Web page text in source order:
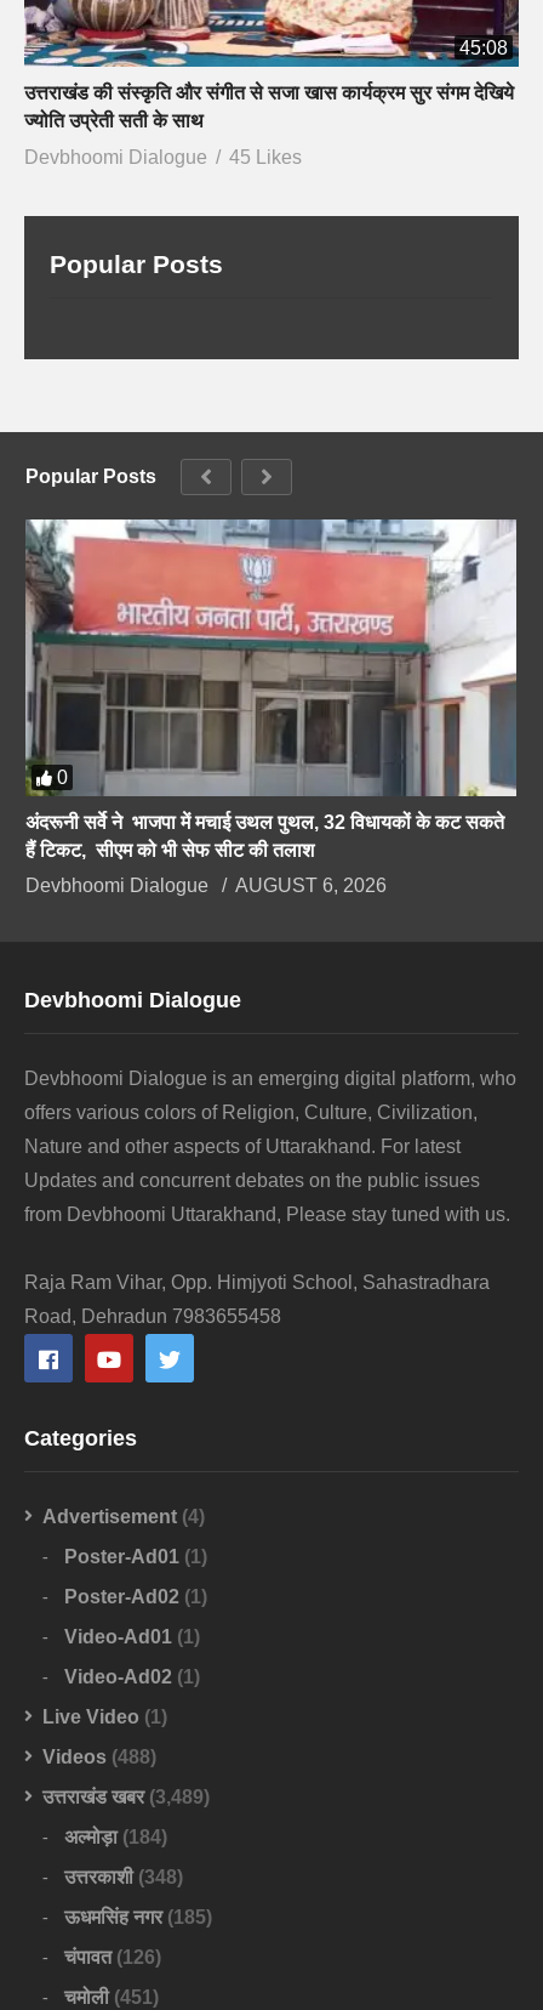
45:08
उत्तराखंड की संस्कृति और संगीत से सजा खास कार्यक्रम सुर संगम देखिये
ज्योति उप्रेती सती के साथ
Devbhoomi Dialogue
45 Likes
Popular Posts
Popular Posts
0
अंदरूनी सर्वे ने भाजपा में मचाई उथल पुथल, 32 विधायकों के कट सकते
हैं टिकट, सीएम को भी सेफ सीट की तलाश
Devbhoomi Dialogue
AUGUST 6, 2026
Devbhoomi Dialogue
Devbhoomi Dialogue is an emerging digital platform, who
offers various colors of Religion, Culture, Civilization,
Nature and other aspects of Uttarakhand. For latest
Updates and concurrent debates on the public issues
from Devbhoomi Uttarakhand, Please stay tuned with us.
Raja Ram Vihar, Opp. Himjyoti School, Sahastradhara
Road, Dehradun 7983655458
Categories
Advertisement (4)
Poster-Ad01 (1)
Poster-Ad02 (1)
Video-Ad01 (1)
Video-Ad02 (1)
Live Video (1)
Videos (488)
उत्तराखंड खबर(3,489)
अल्मोड़ा(184)
उत्तरकाशी(348)
ऊधमसिंह नगर(185)
चंपावत(126)
चमोली(451)